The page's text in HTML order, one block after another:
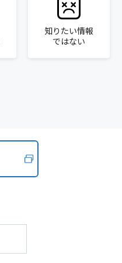
知りたい情報
ではない